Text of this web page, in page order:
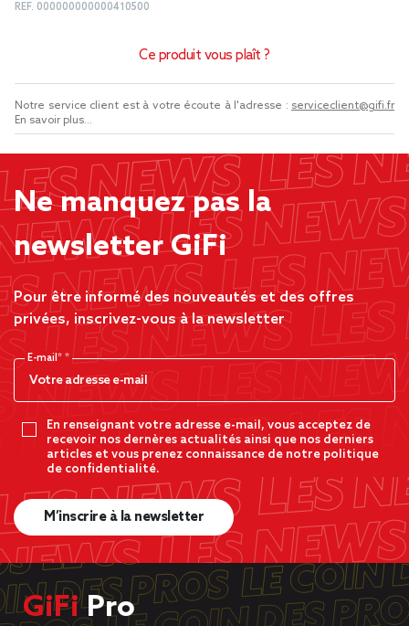
REF. 000000000000410500
Ce produit vous plaît ?
Notre service client est à votre écoute à l'adresse : serviceclient@gifi.fr
En savoir plus...
Ne manquez pas la
newsletter GiFi
Pour être informé des nouveautés et des offres
privées, inscrivez-vous à la newsletter
E-mail*
En renseignant votre adresse e-mail, vous acceptez de
recevoir nos dernères actualités ainsi que nos derniers
articles et vous prenez connaissance de notre politique
de confidentialité.
M’inscrire à la newsletter
GiFiPro